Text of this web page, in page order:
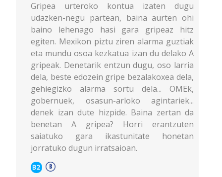
Gripea urteroko kontua izaten dugu
udazken-negu partean, baina aurten ohi
baino lehenago hasi gara gripeaz hitz
egiten. Mexikon piztu ziren alarma guztiak
eta mundu osoa kezkatua izan du delako A
gripeak. Denetarik entzun dugu, oso larria
dela, beste edozein gripe bezalakoxea dela,
gehiegizko alarma sortu dela... OMEk,
gobernuek, osasun-arloko agintariek...
denek izan dute hizpide. Baina zertan da
benetan A gripea? Horri erantzuten
saiatuko gara ikastunitate honetan
jorratuko dugun irratsaioan.
B2